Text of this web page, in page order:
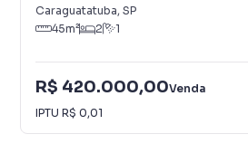
Caraguatatuba, SP
45m² 2 1
R$ 420.000,00Venda
IPTU R$ 0,01